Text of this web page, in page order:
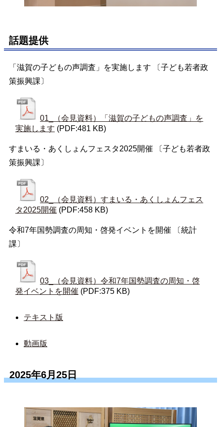
話題提供
「滋賀の子どもの声調査」を実施します 〔子ども若者政
策振興課〕
01_（会見資料）「滋賀の子どもの声調査」を
実施します (PDF:481 KB)
すまいる・あくしょんフェスタ2025開催 〔子ども若者政
策振興課〕
02_（会見資料）すまいる・あくしょんフェス
タ2025開催 (PDF:458 KB)
令和7年国勢調査の周知・啓発イベントを開催 〔統計
課〕
03_（会見資料）令和7年国勢調査の周知・啓
発イベントを開催 (PDF:375 KB)
テキスト版
動画版
2025年6月25日